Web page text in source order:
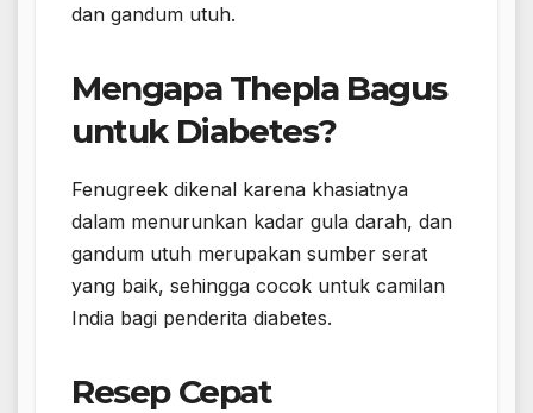
dan gandum utuh.
Mengapa Thepla Bagus
untuk Diabetes?
Fenugreek dikenal karena khasiatnya
dalam menurunkan kadar gula darah, dan
gandum utuh merupakan sumber serat
yang baik, sehingga cocok untuk camilan
India bagi penderita diabetes.
Resep Cepat